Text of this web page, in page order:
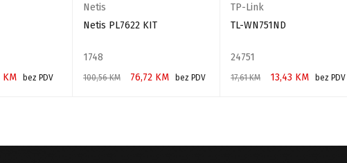
KM
bez PDV
Netis
Netis PL7622 KIT
1748
100,56KM 76,72 KM
bez PDV
TP-Link
TL-WN751ND
24751
17,61KM 13,43 KM
bez PDV